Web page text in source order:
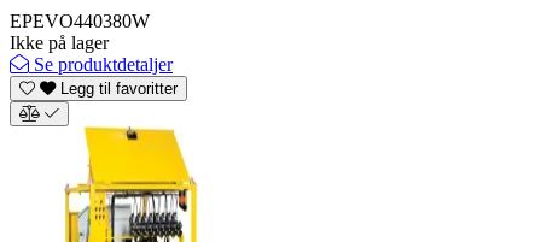
EPEVO440380W
Ikke på lager
Se produktdetaljer
Legg til favoritter